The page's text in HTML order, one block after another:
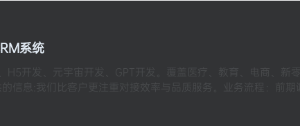
系统
开发、元宇宙开发、GPT开发。覆盖医疗、教育、电商、新零
信息:我们比客户更注重对接效率与品质服务。业务流程：前期调